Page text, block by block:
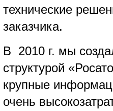
технические
заказчика.
В 2010 г. мы
структурой
крупные
очень